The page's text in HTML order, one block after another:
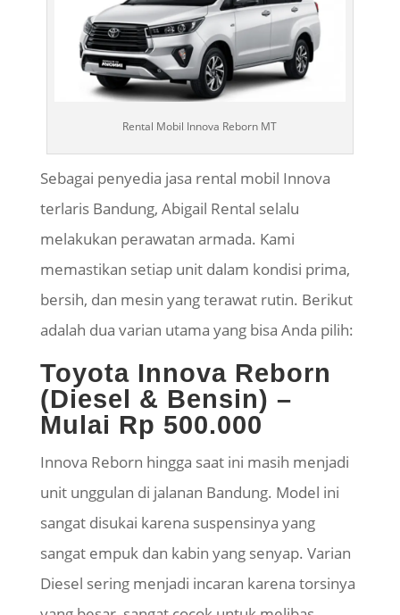
Rental Mobil Innova Reborn MT
Sebagai penyedia jasa rental mobil Innova
terlaris Bandung, Abigail Rental selalu
melakukan perawatan armada. Kami
memastikan setiap unit dalam kondisi prima,
bersih, dan mesin yang terawat rutin. Berikut
adalah dua varian utama yang bisa Anda pilih:
Toyota Innova Reborn
(Diesel & Bensin) –
Mulai Rp 500.000
Innova Reborn hingga saat ini masih menjadi
unit unggulan di jalanan Bandung. Model ini
sangat disukai karena suspensinya yang
sangat empuk dan kabin yang senyap. Varian
Diesel sering menjadi incaran karena torsinya